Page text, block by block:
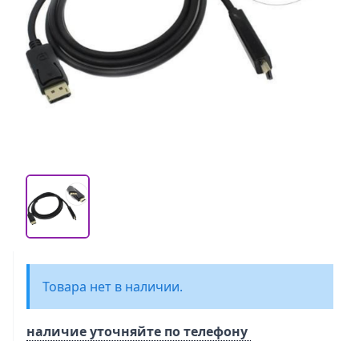
Товара нет в наличии.
наличие уточняйте по телефону